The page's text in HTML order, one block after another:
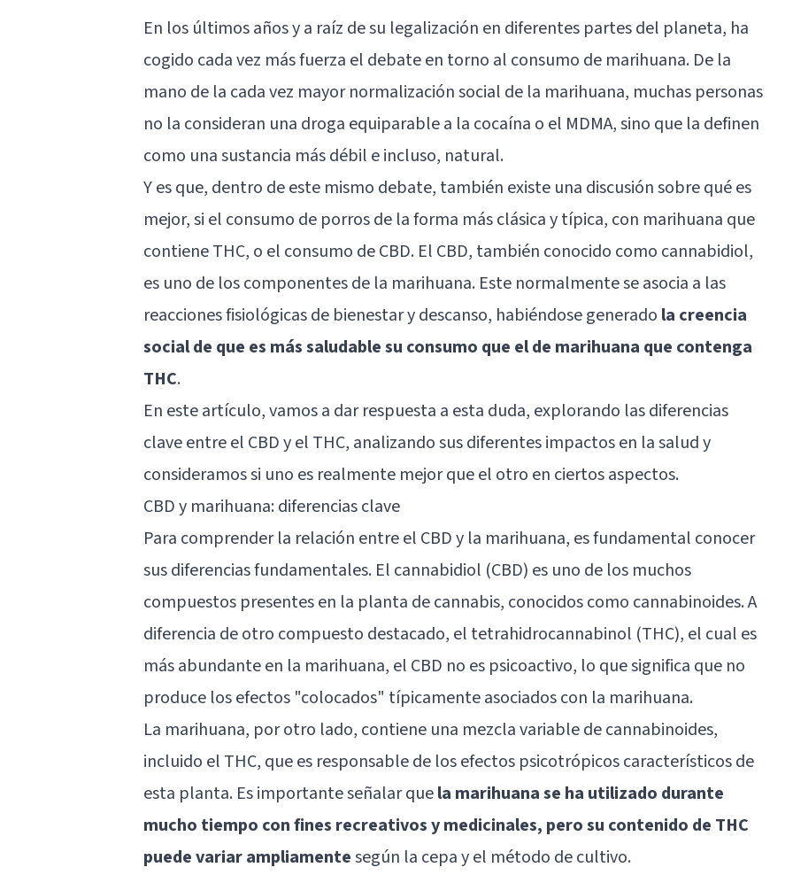
En los últimos años y a raíz de su legalización en diferentes partes del planeta, ha
cogido cada vez más fuerza el debate en torno al consumo de marihuana. De la
mano de la cada vez mayor normalización social de la marihuana, muchas personas
no la consideran una droga equiparable a la cocaína o el MDMA, sino que la definen
como una sustancia más débil e incluso, natural.
Y es que, dentro de este mismo debate, también existe una discusión sobre qué es
mejor, si el consumo de porros de la forma más clásica y típica, con marihuana que
contiene THC, o el consumo de CBD. El CBD, también conocido como cannabidiol,
es uno de los componentes de la marihuana. Este normalmente se asocia a las
reacciones fisiológicas de bienestar y descanso, habiéndose generado la creencia
social de que es más saludable su consumo que el de marihuana que contenga
THC.
En este artículo, vamos a dar respuesta a esta duda, explorando las diferencias
clave entre el CBD y el THC, analizando sus diferentes impactos en la salud y
consideramos si uno es realmente mejor que el otro en ciertos aspectos.
CBD y marihuana: diferencias clave
Para comprender la relación entre el CBD y la marihuana, es fundamental conocer
sus diferencias fundamentales. El cannabidiol (CBD) es uno de los muchos
compuestos presentes en la planta de cannabis, conocidos como cannabinoides. A
diferencia de otro compuesto destacado, el tetrahidrocannabinol (THC), el cual es
más abundante en la marihuana, el CBD no es psicoactivo, lo que significa que no
produce los efectos "colocados" típicamente asociados con la marihuana.
La marihuana, por otro lado, contiene una mezcla variable de cannabinoides,
incluido el THC, que es responsable de los efectos psicotrópicos característicos de
esta planta. Es importante señalar quela marihuana se ha utilizado durante
mucho tiempo con fines recreativos y medicinales, pero su contenido de THC
puede variar ampliamentesegún la cepa y el método de cultivo.